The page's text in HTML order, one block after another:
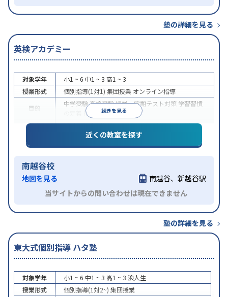
塾の詳細を見る
英検アカデミー
続きを見る
対象学年 小1 ~ 6 中1 ~ 3 高1 ~ 3
授業形式
個別指導(1対1) 集団授業 オンライン指導
目的
中学受験高校受験授業・定期テスト対策 学習習慣
推薦入試対策
特徴
授業の振替可能オンライン対応1科目から受講可能
近くの教室を探す
南越谷校
地図を見る
南越谷、新越谷駅
当サイトからの問い合わせは現在できません
塾の詳細を見る
東大式個別指導 ハタ塾
対象学年 小1 ~ 6 中1 ~ 3 高1 ~ 3 浪人生
授業形式
個別指導(1対2~) 集団授業